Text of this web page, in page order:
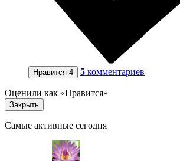
Нравится 4 5 комментариев
Оценили как «Нравится»
Закрыть
Самые активные сегодня